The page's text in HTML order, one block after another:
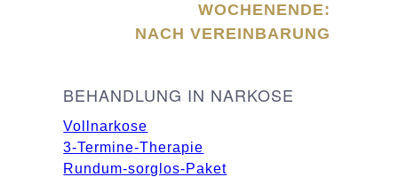
WOCHENENDE:
NACH VEREINBARUNG
BEHANDLUNG IN NARKOSE
Vollnarkose
3-Termine-Therapie
Rundum-sorglos-Paket